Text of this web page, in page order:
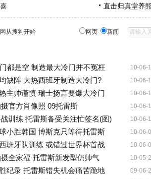
直击归真堂养
从搜狗开始 网页 新闻
10-06-
都是空 制造最大冷门并不冤枉
10-06-
缺阵 大热西班牙制造大冷门?
10-06-
主帅谨慎 瑞士扬言要爆大冷门
10-06-
官方肖像照 09托雷斯
10-06-
训练 托雷斯备受关注忙签名(图)
10-06-
小胜韩国 博斯克只等待托雷斯
10-06-
班牙队训练 或错过世界杯首战
10-05-
全家福 托雷斯新发型仍帅气
09-06-
纪录 托雷斯错失机会痛苦跪地